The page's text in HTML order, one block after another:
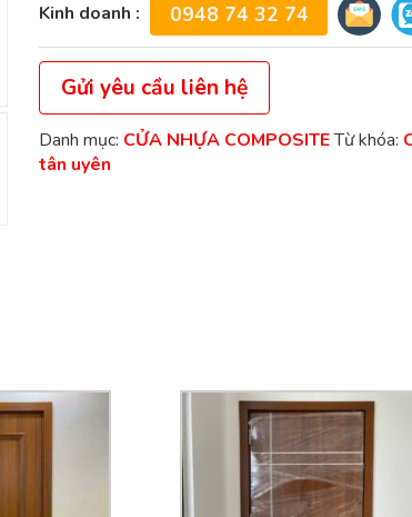
Kinh doanh : 0948 74 32 74
Gửi yêu cầu liên hệ
Danh mục: CỬA NHỰA COMPOSITETừ khóa:
tân uyên